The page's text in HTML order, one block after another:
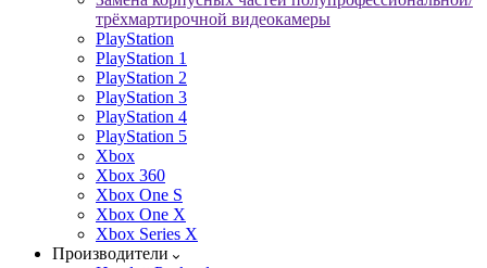
трёхмартирочной видеокамеры
PlayStation
PlayStation 1
PlayStation 2
PlayStation 3
PlayStation 4
PlayStation 5
Xbox
Xbox 360
Xbox One S
Xbox One X
Xbox Series X
Производители